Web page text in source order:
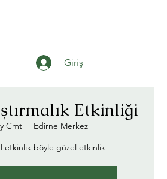
Giriş
Etkinliği
Cmt
  |
Edirne Merkez
etkinlik böyle güzel etkinlik